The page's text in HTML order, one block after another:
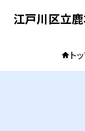
江戸川区立
ト